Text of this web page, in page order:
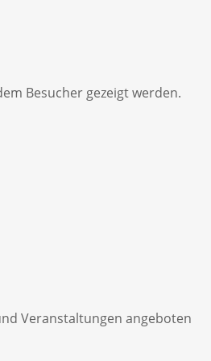
Besucher gezeigt werden.
Veranstaltungen angeboten